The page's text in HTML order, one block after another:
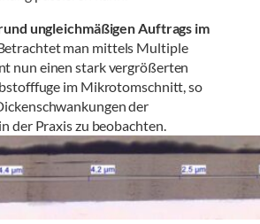
ungleichmäßigen Auftrags im
man mittels Multiple
nun einen stark vergrößerten
im Mikrotomschnitt, so
der
der Praxis zu beobachten.